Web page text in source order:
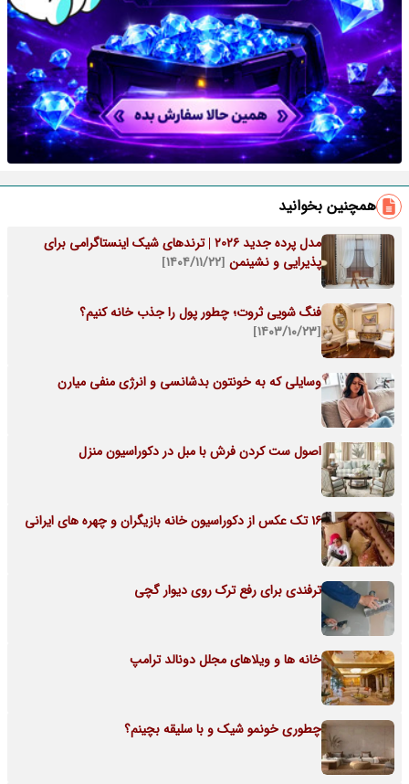
همچنین بخوانید
مدل پرده جدید 2026 | ترندهای شیک اینستاگرامی برای
پذیرایی و نشینمن [۱۴۰۴/۱۱/۲۲]
فنگ شویی ثروت؛ چطور پول را جذب خانه کنیم؟
[۱۴۰۳/۱۰/۲۳]
وسایلی که به خونتون بدشانسی و انرژی منفی میارن
اصول ست کردن فرش با مبل در دکوراسیون منزل
16 تک عکس از دکوراسیون خانه بازیگران و چهره های ایرانی
ترفندی برای رفع ترک روی دیوار گچی
خانه ها و ویلاهای مجلل دونالد ترامپ
چطوری خونمو شیک و با سلیقه بچینم؟